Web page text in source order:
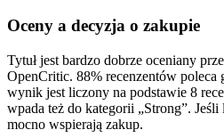
Oceny a decyzja o zakupie
Tytuł jest bardzo dobrze oceniany
OpenCritic. 88% recenzentów poleca
wynik jest liczony na podstawie 8
wpada też do kategorii „Strong”.
mocno wspierają zakup.